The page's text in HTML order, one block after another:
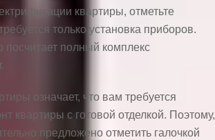
квартиры, отметьте
только установка приборов.
посчитает полный комплекс
означает, что вам требуется
квартиры с готовой отделкой. Поэтому,
предложено отметить галочкой